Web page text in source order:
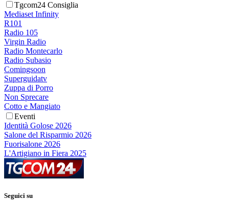
Tgcom24 Consiglia
Mediaset Infinity
R101
Radio 105
Virgin Radio
Radio Montecarlo
Radio Subasio
Comingsoon
Superguidatv
Zuppa di Porro
Non Sprecare
Cotto e Mangiato
Eventi
Identità Golose 2026
Salone del Risparmio 2026
Fuorisalone 2026
L'Artigiano in Fiera 2025
Seguici su